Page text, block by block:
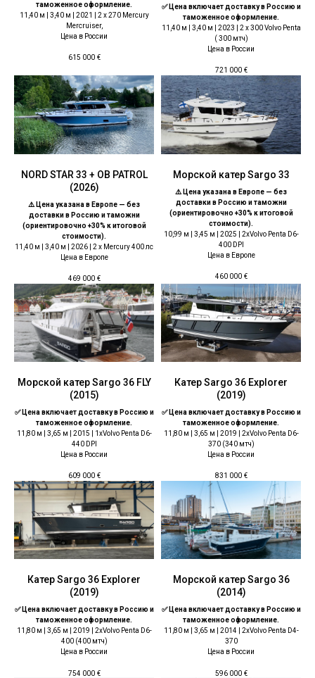
таможенное оформление.
11,40 м | 3,40 м | 2021 | 2 x 270 Mercury
Mercruiser,
Цена в России
615 000 €
✅ Цена включает доставку в Россию и
таможенное оформление.
11,40 м | 3,40 м | 2023 | 2 x 300 Volvo Penta
( 300 мтч)
Цена в России
721 000 €
NORD STAR 33 + ОВ PATROL
(2026)
⚠️ Цена указана в Европе — без
доставки в Россию и таможни
(ориентировочно +30% к итоговой
стоимости).
11,40 м | 3,40 м | 2026 | 2 x Mercury 400 лс
Цена в Европе
469 000 €
Морской катер Sargo 33
⚠️ Цена указана в Европе — без
доставки в Россию и таможни
(ориентировочно +30% к итоговой
стоимости).
10,99 м | 3,45 м | 2025 | 2хVolvo Penta D6-
400 DPI
Цена в Европе
460 000 €
Морской катер Sargo 36 FLY
(2015)
✅ Цена включает доставку в Россию и
таможенное оформление.
11,80 м | 3,65 м | 2015 | 1хVolvo Penta D6-
440 DPI
Цена в России
609 000 €
Катер Sargo 36 Explorer
(2019)
✅ Цена включает доставку в Россию и
таможенное оформление.
11,80 м | 3,65 м | 2019 | 2хVolvo Penta D6-
370 (340 мтч)
Цена в России
831 000 €
Катер Sargo 36 Explorer
(2019)
✅ Цена включает доставку в Россию и
таможенное оформление.
11,80 м | 3,65 м | 2019 | 2хVolvo Penta D6-
400 (400 мтч)
Цена в России
754 000 €
Морской катер Sargo 36
(2014)
✅ Цена включает доставку в Россию и
таможенное оформление.
11,80 м | 3,65 м | 2014 | 2хVolvo Penta D4-
370
Цена в России
596 000 €